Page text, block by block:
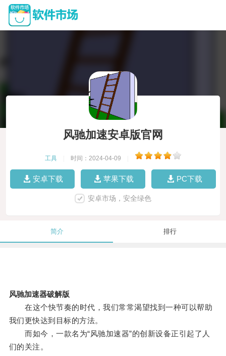
风驰加速安卓版官网
工具 时间：2024-04-09
安卓下载 苹果下载 PC下载
安卓市场，安全绿色
简介 排行
风驰加速器破解版
在这个快节奏的时代，我们常常渴望找到一种可以帮助
我们更快达到目标的方法。
而如今，一款名为“风驰加速器”的创新设备正引起了人
们的关注。